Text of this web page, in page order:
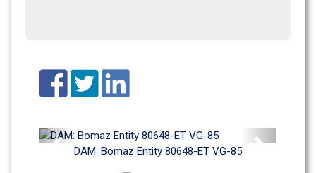
DAM: Bomaz Entity 80648-ET VG-85
Previous